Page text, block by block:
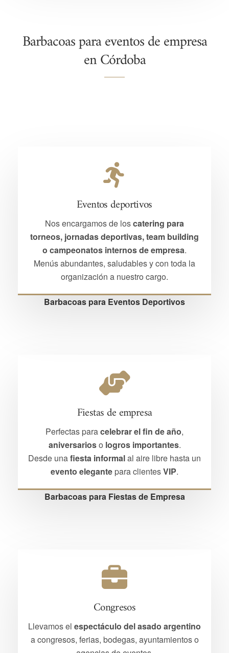
Barbacoas para eventos de empresa
en Córdoba
Eventos deportivos
Nos encargamos de loscatering para
torneos, jornadas deportivas, team building
o campeonatos internos de empresa.
Menús abundantes, saludables y con toda la
organización a nuestro cargo.
Barbacoas para Eventos Deportivos
Fiestas de empresa
Perfectas paracelebrar el fin de año,
aniversarioso logros importantes.
Desde unafiesta informalal aire libre hasta un
evento elegante para clientesVIP.
Barbacoas para Fiestas de Empresa
Congresos
Llevamos el espectáculo del asado argentino
a congresos, ferias, bodegas, ayuntamientos o